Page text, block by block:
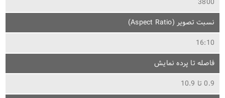
3800
نسبت تصویر (Aspect Ratio)
16:10
فاصله تا پرده نمایش
0.9 تا 10.9